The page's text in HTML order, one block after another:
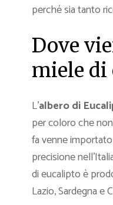
perché sia tanto
Dove
miele di
L’albero di
per coloro che
fa venne
precisione
di eucalipto è
Lazio, Sardegna e